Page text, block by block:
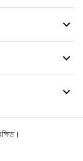


